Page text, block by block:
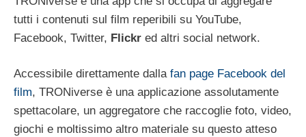
tutti i contenuti sul film reperibili su YouTube,
Facebook, Twitter, Flickr ed altri social network.
Accessibile direttamente dalla fan page Facebook del
film, TRONiverse è una applicazione assolutamente
spettacolare, un aggregatore che raccoglie foto, video,
giochi e moltissimo altro materiale su questo atteso